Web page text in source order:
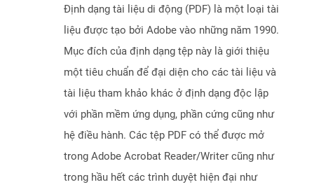
Định dạng tài liệu di động (PDF) là một loại tài
liệu được tạo bởi Adobe vào những năm 1990.
Mục đích của định dạng tệp này là giới thiệu
một tiêu chuẩn để đại diện cho các tài liệu và
tài liệu tham khảo khác ở định dạng độc lập
với phần mềm ứng dụng, phần cứng cũng như
hệ điều hành. Các tệp PDF có thể được mở
trong Adobe Acrobat Reader/Writer cũng như
trong hầu hết các trình duyệt hiện đại như